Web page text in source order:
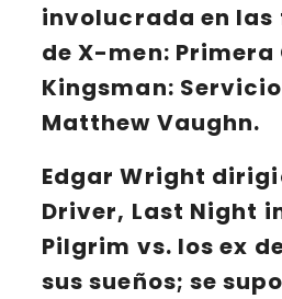
involucrada en
de X-men:
Kingsman:
Matthew Vaughn.
Edgar Wright
Driver, Last Night
Pilgrim vs. los ex
sus sueños; se